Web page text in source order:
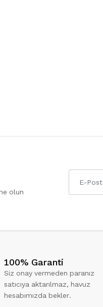
olun
100% Garanti
Siz onay vermeden paranız
satıcıya aktarılmaz, havuz
hesabımızda bekler.